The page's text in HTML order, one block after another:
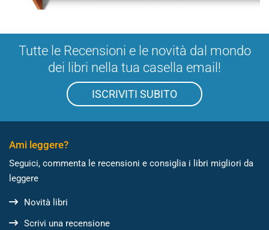
Tutte le Recensioni e le novità dal mondo
dei libri nella tua casella email!
ISCRIVITI SUBITO
Ami leggere?
Seguici, commenta le recensioni e consiglia i libri migliori da
leggere
Novità libri
Scrivi una recensione